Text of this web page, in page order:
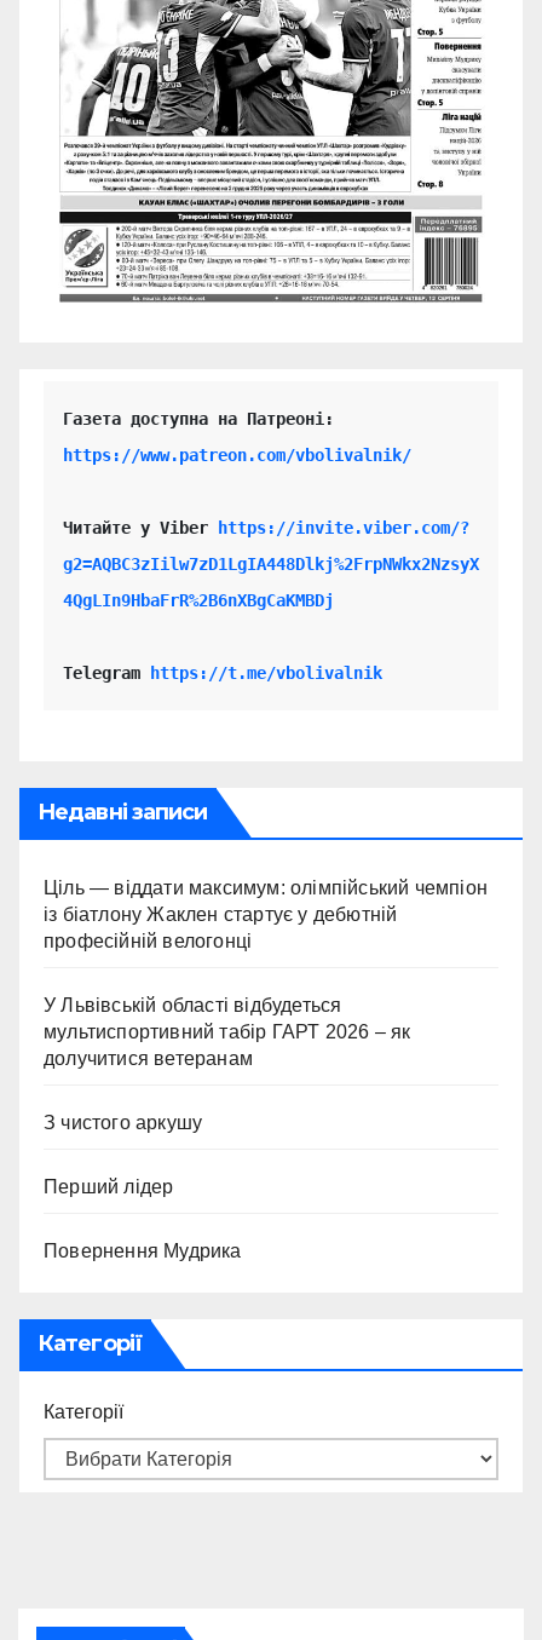
https://www.patreon.com/vbolivalnik/
Читайте у Viber
https://invite.viber.com/?
g2=AQBC3zIilw7zD1LgIA448Dlkj%2FrpNWkx2NzsyX
4QgLIn9HbaFrR%2B6nXBgCaKMBDj
Telegram https://t.me/vbolivalnik
Недавні записи
Ціль — віддати максимум: олімпійський чемпіон
із біатлону Жаклен стартує у дебютній
професійній велогонці
У Львівській області відбудеться
мультиспортивний табір ГАРТ 2026 – як
долучитися ветеранам
З чистого аркушу
Перший лідер
Повернення Мудрика
Категорії
Категорії